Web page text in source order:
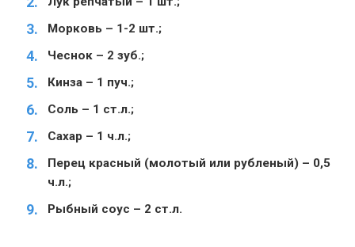
Морковь – 1-2 шт.;
Чеснок – 2 зуб.;
Кинза – 1 пуч.;
Соль – 1 ст.л.;
Сахар – 1 ч.л.;
Перец красный (молотый или рубленый) – 0,5
ч.л.;
Рыбный соус – 2 ст.л.